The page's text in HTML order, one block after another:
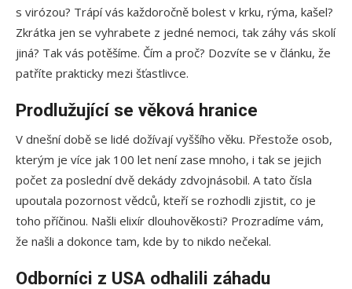
s virózou? Trápí vás každoročně bolest v krku, rýma, kašel?
Zkrátka jen se vyhrabete z jedné nemoci, tak záhy vás skolí
jiná? Tak vás potěšíme. Čím a proč? Dozvíte se v článku, že
patříte prakticky mezi šťastlivce.
Prodlužující se věková hranice
V dnešní době se lidé dožívají vyššího věku. Přestože osob,
kterým je více jak 100 let není zase mnoho, i tak se jejich
počet za poslední dvě dekády zdvojnásobil. A tato čísla
upoutala pozornost vědců, kteří se rozhodli zjistit, co je
toho příčinou. Našli elixír dlouhověkosti? Prozradíme vám,
že našli a dokonce tam, kde by to nikdo nečekal.
Odborníci z USA odhalili záhadu